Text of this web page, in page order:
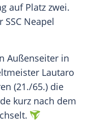
auf Platz zwei.
Neapel
Außenseiter in
Lautaro
(21./65.) die
kurz nach dem